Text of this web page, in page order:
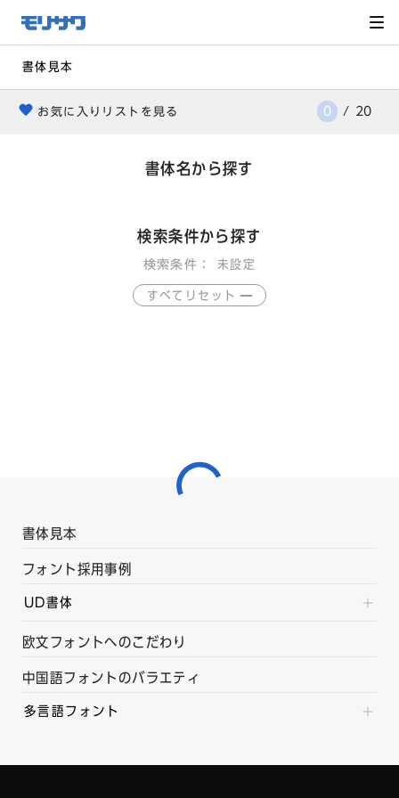
メ
ニュー
飛ばし
へ移動
書体見本
heart
お気に入りリストを見る 0 / 20
書体名から探す
検索条件から探す
検索条件： 未設定
すべてリセット
書体見本
フォント採用事例
UD書体
欧文フォントへのこだわり
中国語フォントのバラエティ
多言語フォント